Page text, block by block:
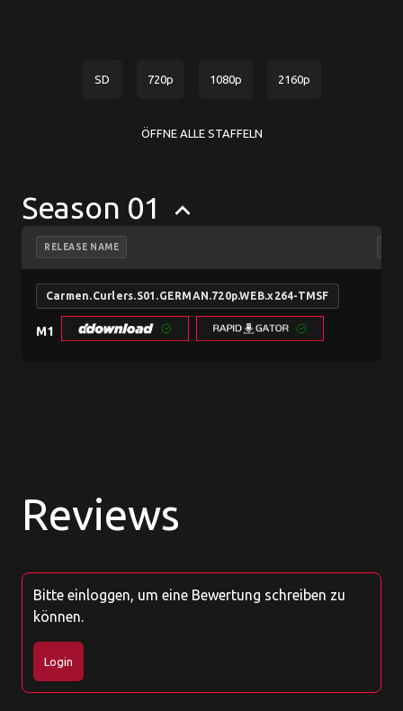
SD 720p 1080p 2160p
ÖFFNE ALLE STAFFELN
Season 01 keyboard_arrow_up
RELEASE NAME
Carmen.Curlers.S01.GERMAN.720p.WEB.x264-TMSF
M1
Reviews
Bitte einloggen, um eine Bewertung schreiben zu
können.
Login